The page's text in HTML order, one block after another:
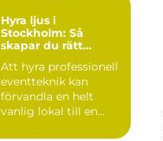
Hyra ljus i
Stockholm: Så
skapar du rätt
event
Att hyra professionell
eventteknik kan
förvandla en helt
vanlig lokal till en